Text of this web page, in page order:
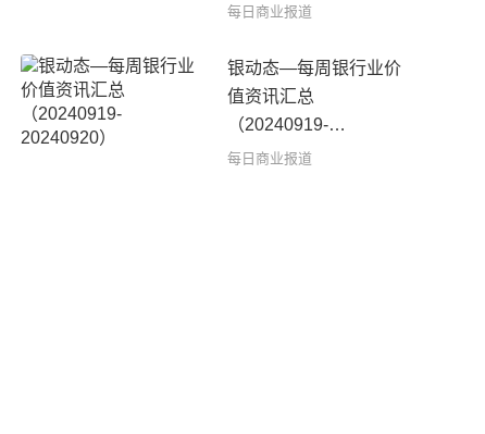
每日商业报道
银动态—每周银行业价
值资讯汇总
（20240919-
20240920）
每日商业报道